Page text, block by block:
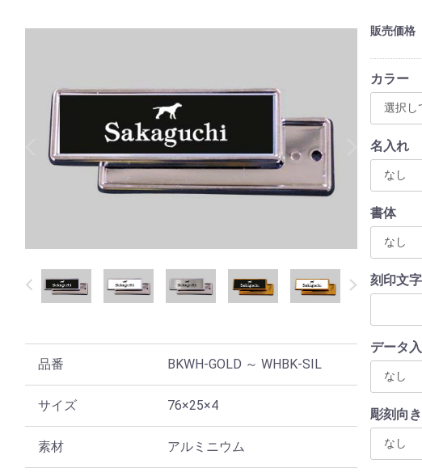
品番 BKWH-GOLD ～ WHBK-SIL
サイズ 76×25×4
素材 アルミニウム
販売価格
カラー
名入れ
書体
刻印文
データ
彫刻向き